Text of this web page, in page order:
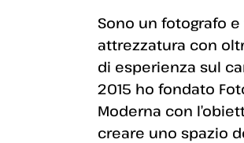
Sono un fotografo
attrezzatura con
di esperienza sul
2015 ho fondato
Moderna con
creare uno spazio